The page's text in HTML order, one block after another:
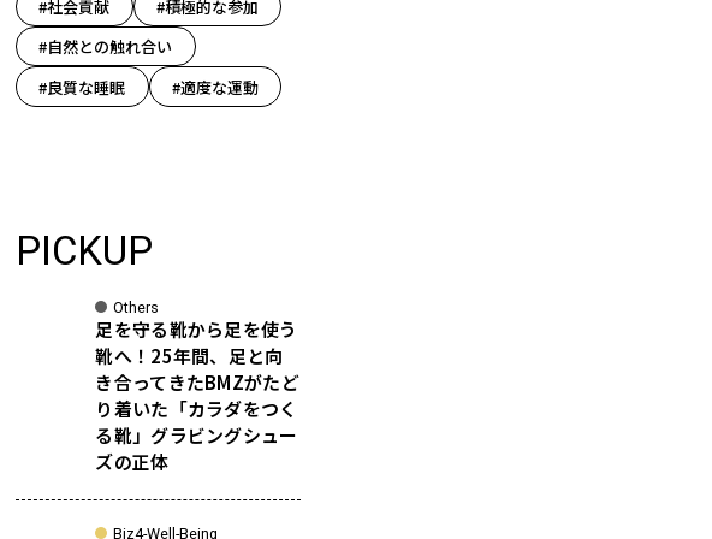
#社会貢献
#積極的な参加
#自然との触れ合い
#良質な睡眠
#適度な運動
PICKUP
Others
足を守る靴から足を使う
靴へ！25年間、足と向
き合ってきたBMZがたど
り着いた「カラダをつく
る靴」グラビングシュー
ズの正体
Biz4-Well-Being